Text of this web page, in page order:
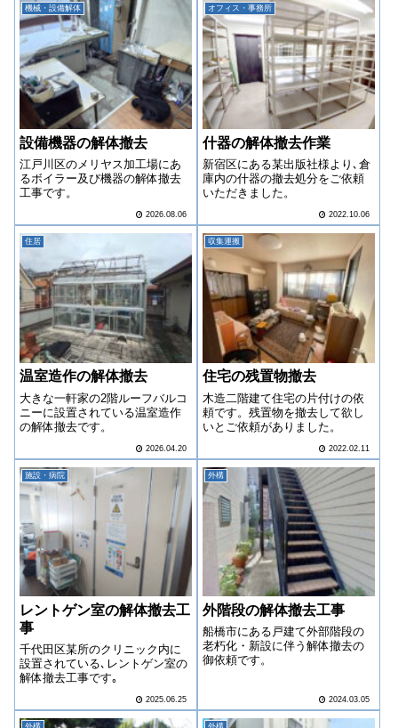
機械・設備解体
設備機器の解体撤去
江戸川区のメリヤス加工場にあ
るボイラー及び機器の解体撤去
工事です。
2026.08.06
オフィス・事務所
什器の解体撤去作業
新宿区にある某出版社様より､倉
庫内の什器の撤去処分をご依頼
いただきました。
2022.10.06
住居
温室造作の解体撤去
大きな一軒家の2階ルーフバルコ
ニーに設置されている温室造作
の解体撤去です。
2026.04.20
収集運搬
住宅の残置物撤去
木造二階建て住宅の片付けの依
頼です。残置物を撤去して欲し
いとご依頼がありました。
2022.02.11
施設・病院
レントゲン室の解体撤去工
事
千代田区某所のクリニック内に
設置されている､レントゲン室の
解体撤去工事です｡
2025.06.25
外構
外階段の解体撤去工事
船橋市にある戸建て外部階段の
老朽化・新設に伴う解体撤去の
御依頼です。
2024.03.05